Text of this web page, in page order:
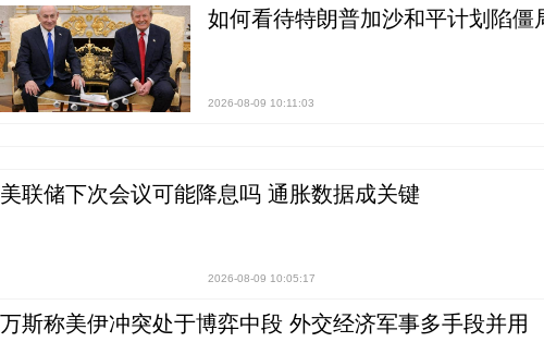
如何看待特朗普加沙和平计划陷僵
2026-08-09 10:11:03
美联储下次会议可能降息吗 通胀数据成关键
2026-08-09 10:05:17
万斯称美伊冲突处于博弈中段 外交经济军事多手段并用